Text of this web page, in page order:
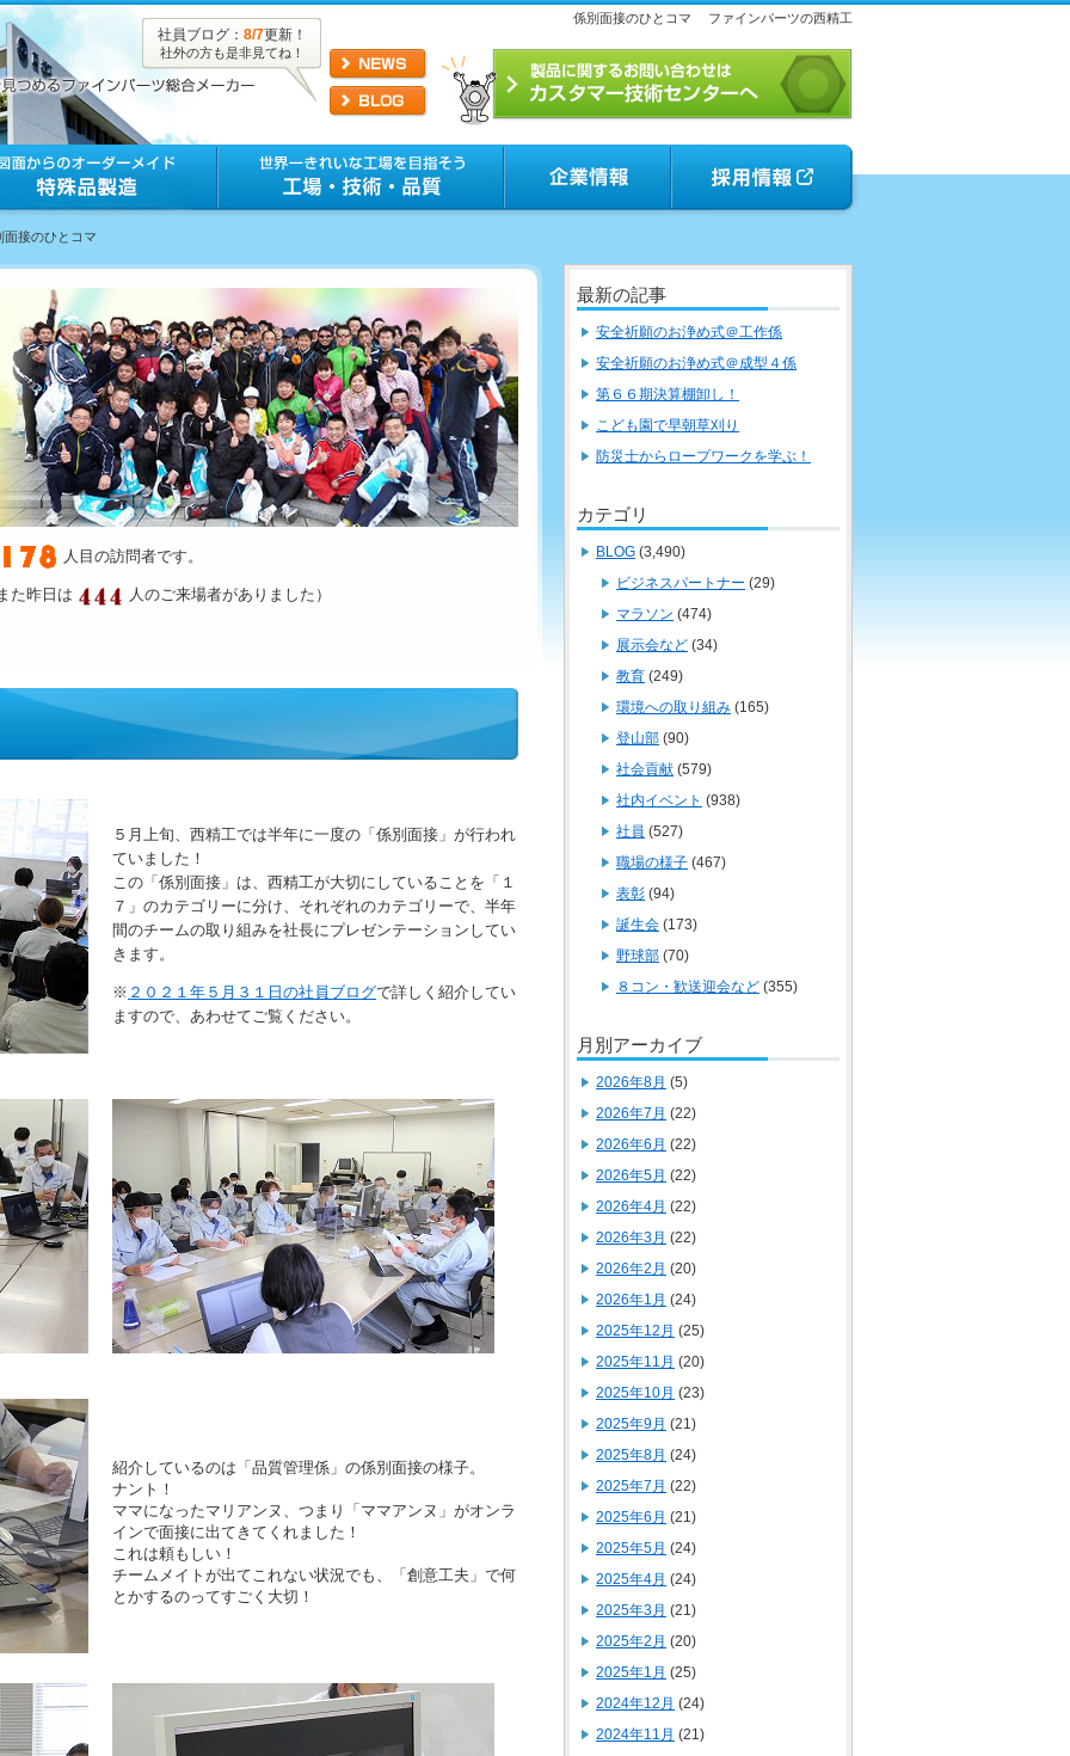
係別面接のひとコマ ファインパーツの西精工
社員ブログ： 8/7更新！
社外の方も是非見てね！
接のひとコマ
人目の訪問者です。
た昨日は 人のご来場者がありました）
５月上旬、西精工では半年に一度の「係別面接」が行われ
ていました！
この「係別面接」は、西精工が大切にしていることを「１
７」のカテゴリーに分け、それぞれのカテゴリーで、半年
間のチームの取り組みを社長にプレゼンテーションしてい
きます。
※ ２０２１年５月３１日の社員ブログで詳し く紹介してい
ますので、あわせてご覧ください。
紹介しているのは「品質管理係」の係別面接の様子。
ナント！
ママになったマリアンヌ、つまり「ママアンヌ」がオンラ
インで面接に出てきてくれました！
これは頼もしい！
チームメイトが出てこれない状況でも、「創意工夫」で何
とかするのってすごく大切！
最新の記事
安全祈願のお浄め式＠工作係
安全祈願のお浄め式＠成型４係
第６６期決算棚卸し！
こども園で早朝草刈り
防災士からロープワークを学ぶ！
カテゴリ
BLOG (3,490)
ビジネスパートナー (29)
マラソン (474)
展示会など (34)
教育 (249)
環境への取り組み (165)
登山部 (90)
社会貢献 (579)
社内イベント (938)
社員 (527)
職場の様子 (467)
表彰 (94)
誕生会 (173)
野球部 (70)
８コン・歓送迎会など (355)
月別アーカイブ
2026年8月 (5)
2026年7月 (22)
2026年6月 (22)
2026年5月 (22)
2026年4月 (22)
2026年3月 (22)
2026年2月 (20)
2026年1月 (24)
2025年12月 (25)
2025年11月 (20)
2025年10月 (23)
2025年9月 (21)
2025年8月 (24)
2025年7月 (22)
2025年6月 (21)
2025年5月 (24)
2025年4月 (24)
2025年3月 (21)
2025年2月 (20)
2025年1月 (25)
2024年12月 (24)
2024年11月 (21)